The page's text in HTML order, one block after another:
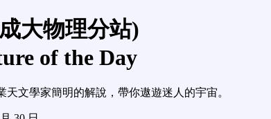
大物理分站)
of the Day
文學家簡明的解說，帶你遨遊迷人的宇宙。